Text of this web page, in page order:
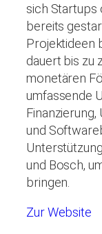
sich Startups
bereits
Projektideen
dauert bis zu
monetären
umfassende
und
und Bosch,
bringen.
Zur Website